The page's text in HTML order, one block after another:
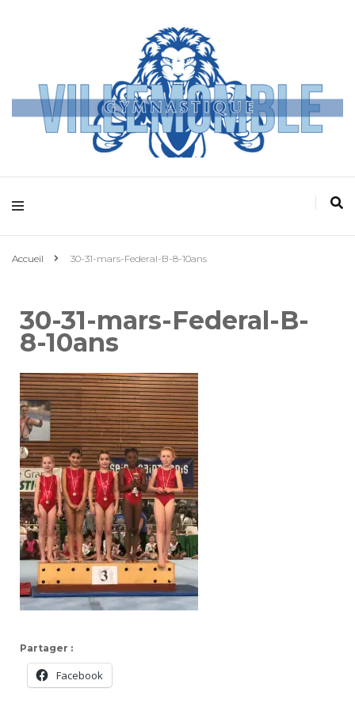
Villemomble
Gymnastique
Accueil 30-31-mars-Federal-B-8-10ans
30-31-mars-Federal-B-
8-10ans
Partager :
Facebook